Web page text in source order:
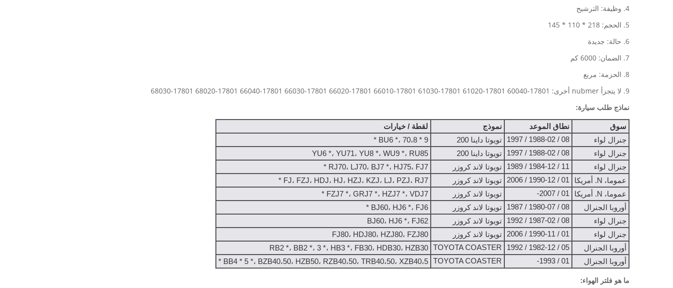
4. وظيفة: الترشيح
5. الحجم: 218 * 110 * 145
6. حالة: جديدة
7. الضمان: 6000 كم
8. الحزمة: مربع
9. لا يتجزأ nubmer أخرى: 17801-60040 17801-61020 17801-61030 17801-66010 17801-66020 17801-66030 17801-66040 17801-68020 17801-68030
نماذج طلب سيارة:
سوق نطاق الموعد نموذج
لقطة / خيارات
جنرال لواء
08 / 1988-02 / 1997 تويوتا داينا 200
BU6 *، 70،8 * 9 *
جنرال لواء
08 / 1988-02 / 1997 تويوتا داينا 200
YU6 *، YU71، YU8 *، WU9 *، RU85
جنرال لواء
11 / 1984-12 / 1989 تويوتا لاند كروزر
RJ70، LJ70، BJ7 *، HJ75، FJ7 *
عموما، N. أمريكا
01 / 1990-12 / 2006 تويوتا لاند كروزر
FJ، FZJ، HDJ، HJ، HZJ، KZJ، LJ، PZJ، RJ7 *
عموما، N. أمريكا
01 / 2007- تويوتا لاند كروزر
FZJ7 *، GRJ7 *، HZJ7 *، VDJ7 *
أوروبا الجنرال
08 / 1980-07 / 1987 تويوتا لاند كروزر
BJ60، HJ6 *، FJ6 *
جنرال لواء
08 / 1987-02 / 1992 تويوتا لاند كروزر
BJ60، HJ6 *، FJ62
جنرال لواء
01 / 1990-11 / 2006 تويوتا لاند كروزر
FJ80، HDJ80، HZJ80، FZJ80
أوروبا الجنرال
05 / 1982-12 / 1992
TOYOTA COASTER
RB2 *، BB2 *، 3 *، HB3 *، FB30، HDB30، HZB30
أوروبا الجنرال
01 / 1993-
TOYOTA COASTER BB4 * 5 *، BZB40،50، HZB50، RZB40،50، TRB40،50، XZB40،5 *
ما هو فلتر الهواء: